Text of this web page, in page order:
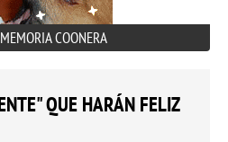
COONERA
QUE HARÁN FELIZ